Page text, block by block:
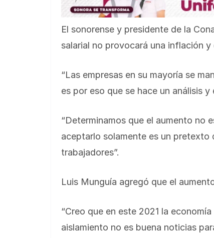
El sonorense y presidente de la
salarial no provocará una inflación
“Las empresas en su mayoría se
es por eso que se hace un análisis
“Determinamos que el aumento no
aceptarlo solamente es un
trabajadores”.
Luis Munguía agregó que el
“Creo que en este 2021 la
aislamiento no es buena noticias